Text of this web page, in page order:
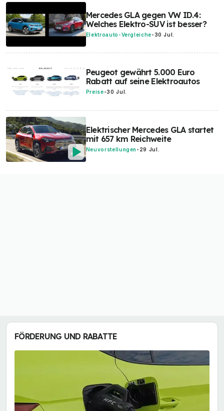
Mercedes GLA gegen VW ID.4:
Welches Elektro-SUV ist besser?
Elektroauto-Vergleiche-30 Jul.
Peugeot gewährt 5.000 Euro
Rabatt auf seine Elektroautos
Preise-30 Jul.
Elektrischer Mercedes GLA startet
mit 657 km Reichweite
Neuvorstellungen - 29 Jul.
FÖRDERUNG UND RABATTE